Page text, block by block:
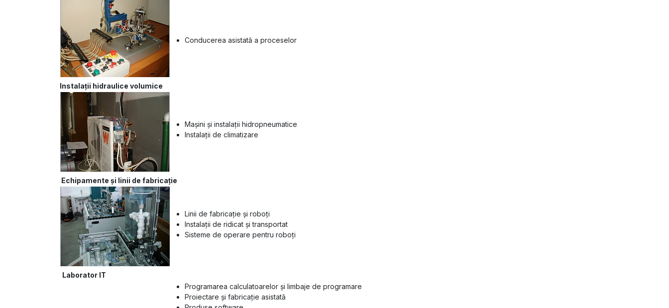
Conducerea asistată a proceselor
Instalaţii hidraulice volumice
Maşini şi instalaţii hidropneumatice
Instalaţii de climatizare
Echipamente şi linii de fabricaţie
Linii de fabricaţie şi roboţi
Instalaţii de ridicat şi transportat
Sisteme de operare pentru roboţi
Laborator IT
Programarea calculatoarelor și limbaje de programare
Proiectare şi fabricaţie asistată